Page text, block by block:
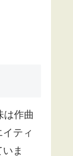
は作曲
ティ
ま